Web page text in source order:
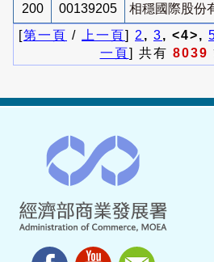
200 00139205
相穩國際股份
[第一頁 / 上一頁] 2 , 3, <4>,
一頁] 共有 8039